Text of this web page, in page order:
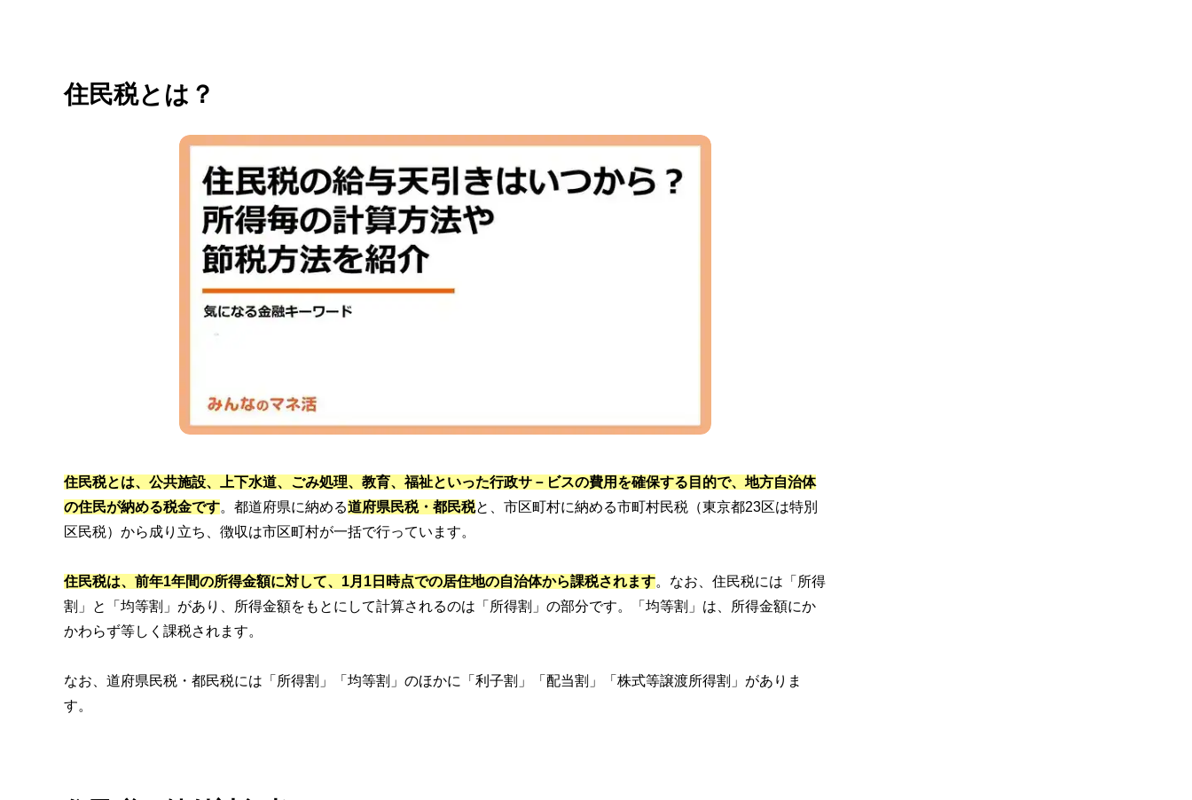
住民税とは？
住民税とは、公共施設、上下水道、ごみ処理、教育、福祉といった行政サ－ビスの費用を確保する目的で、地方自治体
の住民が納める税金です。都道府県に納める道府県民税・都民税と、市区町村に納める市町村民税（東京都23区は特別
区民税）から成り立ち、徴収は市区町村が一括で行っています。
住民税は、前年1年間の所得金額に対して、1月1日時点での居住地の自治体から課税されます。なお、住民税には「所得
割」と「均等割」があり、所得金額をもとにして計算されるのは「所得割」の部分です。「均等割」は、所得金額にか
かわらず等しく課税されます。
なお、道府県民税・都民税には「所得割」「均等割」のほかに「利子割」「配当割」「株式等譲渡所得割」がありま
す。